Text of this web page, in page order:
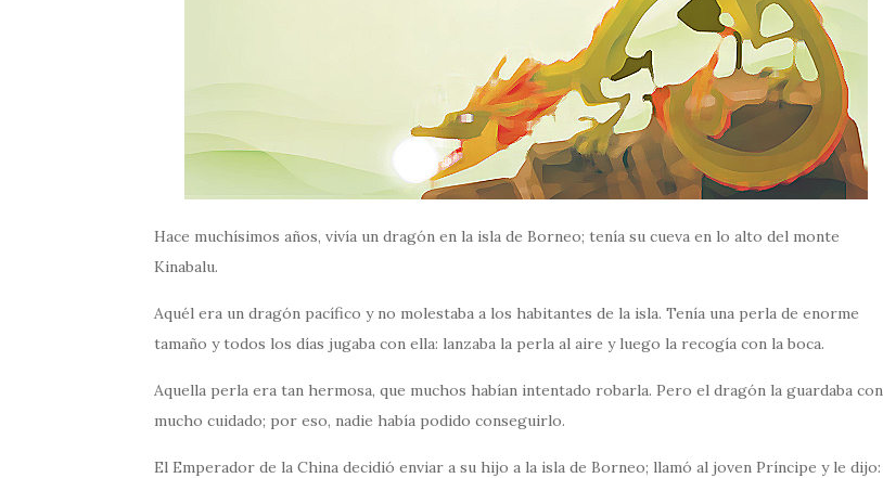
Hace muchísimos años, vivía un dragón en la isla de Borneo; tenía su cueva en lo alto del monte
Kinabalu.
Aquél era un dragón pacífico y no molestaba a los habitantes de la isla. Tenía una perla de enorme
tamaño y todos los días jugaba con ella: lanzaba la perla al aire y luego la recogía con la boca.
Aquella perla era tan hermosa, que muchos habían intentado robarla. Pero el dragón la guardaba con
mucho cuidado; por eso, nadie había podido conseguirlo.
El Emperador de la China decidió enviar a su hijo a la isla de Borneo; llamó al joven Príncipe y le dijo: